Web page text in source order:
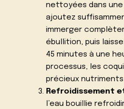
nettoyées dans
ajoutez
immerger
ébullition, puis
45 minutes à une
processus, les
précieux nutriments
Refroidissement
l’eau bouillie